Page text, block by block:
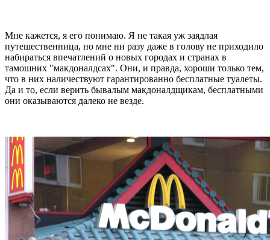
Мне кажется, я его понимаю. Я не такая уж заядлая
путешественница, но мне ни разу даже в голову не приходило
набираться впечатлений о новых городах и странах в
тамошних "макдоналдсах". Они, и правда, хороши только тем,
что в них наличествуют гарантированно бесплатные туалеты.
Да и то, если верить бывалым макдоналдщикам, бесплатными
они оказываются далеко не везде.